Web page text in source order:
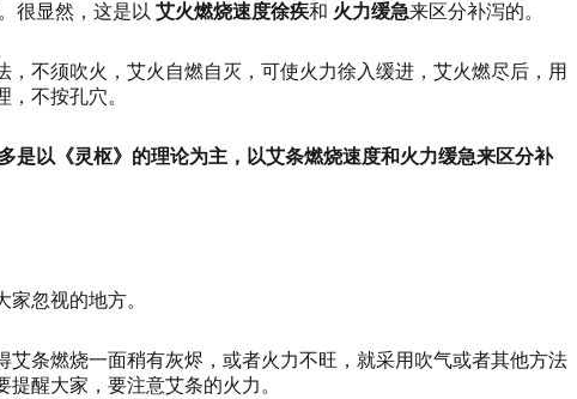
很显然，这是以 艾火燃烧速度徐疾和 火力缓急来区分补泻的。
不须吹火，艾火自燃自灭，可使火力徐入缓进，艾火燃尽后，用
不按孔穴。
是以《灵枢》的理论为主，以艾条燃烧速度和火力缓急来区分补
忽视的地方。
条燃烧一面稍有灰烬，或者火力不旺，就采用吹气或者其他方法
醒大家，要注意艾条的火力。